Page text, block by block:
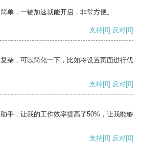
单，一键加速就能开启，非常方便。
支持[0] 反对[0]
杂，可以简化一下，比如将设置页面进行优
支持[0] 反对[0]
手，让我的工作效率提高了50%，让我能够
支持[0] 反对[0]